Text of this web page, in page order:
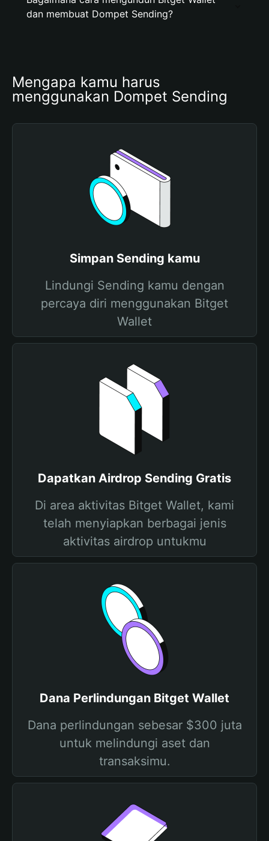
dan membuat Dompet Sending?
Mengapa kamu harus
menggunakan Dompet Sending
Simpan Sending kamu
Lindungi Sending kamu dengan
percaya diri menggunakan Bitget
Wallet
Dapatkan Airdrop Sending Gratis
Di area aktivitas Bitget Wallet, kami
telah menyiapkan berbagai jenis
aktivitas airdrop untukmu
Dana Perlindungan Bitget Wallet
Dana perlindungan sebesar $300 juta
untuk melindungi aset dan
transaksimu.